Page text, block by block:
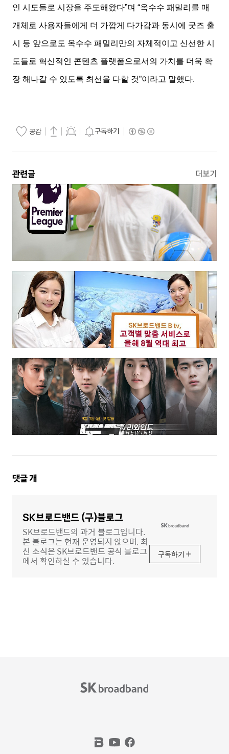
인 시도들로 시장을 주도해왔다”며 “옥수수 패밀리를 매
개체로 사용자들에게 더 가깝게 다가감과 동시에 굿즈 출
시 등 앞으로도 옥수수 패밀리만의 자체적이고 신선한 시
도들로 혁신적인 콘텐츠 플랫폼으로서의 가치를 더욱 확
장 해나갈 수 있도록 최선을 다할 것”이라고 말했다.
공감 구독하기
관련글 더보기
댓
댓글개
SK브로드밴드 (구)블로그
SK브로드밴드의 과거 블로그입니다.
본 블로그는 현재 운영되지 않으며, 최
신 소식은 SK브로드밴드 공식 블로그
에서 확인하실 수 있습니다.
구독하기